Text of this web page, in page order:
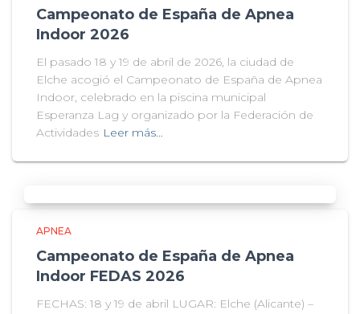
Campeonato de España de Apnea
Indoor 2026
El pasado 18 y 19 de abril de 2026, la ciudad de
Elche acogió el Campeonato de España de Apnea
Indoor, celebrado en la piscina municipal
Esperanza Lag y organizado por la Federación de
Actividades Leer más…
APNEA
Campeonato de España de Apnea
Indoor FEDAS 2026
FECHAS: 18 y 19 de abril LUGAR: Elche (Alicante) –